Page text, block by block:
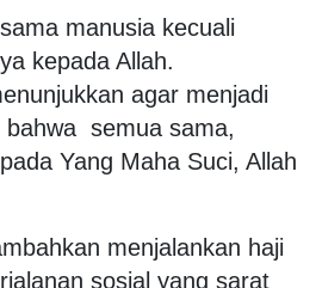
manusia kecuali
kepada Allah.
agar menjadi
bahwa semua sama,
Yang Maha Suci, Allah
menjalankan haji
sosial yang sarat